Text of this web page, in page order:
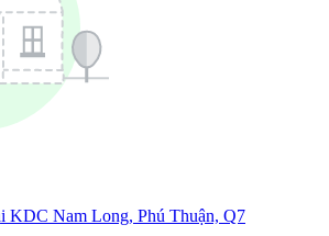
KDC Nam Long, Phú Thuận, Q7